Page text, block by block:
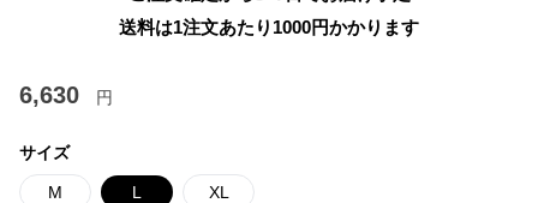
送料は1注文あたり 1000円かかります
6,630 円
サイズ
M L XL